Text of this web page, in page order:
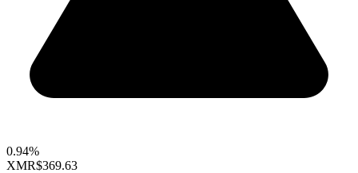
0.94%
XMR$369.63